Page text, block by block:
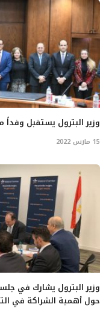
وزير البترول يستقبل
15 مارس 2022
وزير البترول يشارك في
حول أهمية الشراكة في